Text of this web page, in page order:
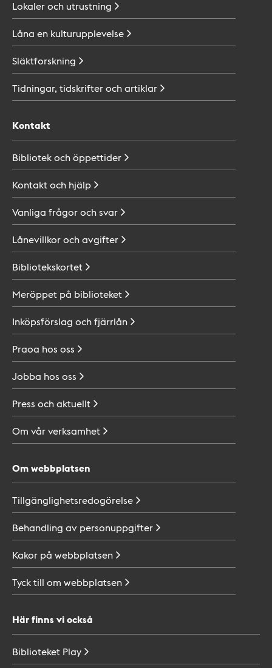
Lokaler och utrustning
Låna en kulturupplevelse
Släktforskning
Tidningar, tidskrifter ochartiklar
Kontakt
Bibliotek ochöppettider
Kontakt och hjälp
Vanliga frågor ochsvar
Lånevillkor ochavgifter
Bibliotekskortet
Meröppet på biblioteket
Inköpsförslag ochfjärrlån
Praoa hos oss
Jobba hos oss
Press ochaktuellt
Om vårverksamhet
Om webbplatsen
Tillgänglighetsredogörelse
Behandling av personuppgifter
Kakor på webbplatsen
Tyck till om webbplatsen
Här finns vi också
Biblioteket Play